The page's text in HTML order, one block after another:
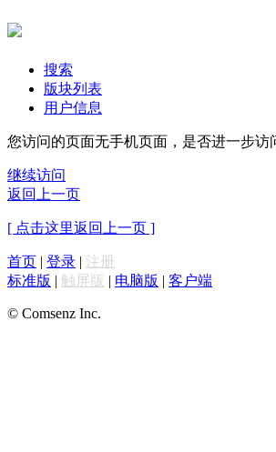
搜索
版块列表
用户信息
您访问的页面无手机页面，是否进一步访
继续访问
返回上一页
[ 点击这里返回上一页 ]
首页 | 登录 | 注册
标准版 | 触屏版 | 电脑版 | 客户端
© Comsenz Inc.